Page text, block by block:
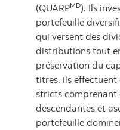
(QUARPMD). Ils
portefeuille
qui versent des
distributions tout
préservation du
titres, ils
stricts comprenant
descendantes et
portefeuille